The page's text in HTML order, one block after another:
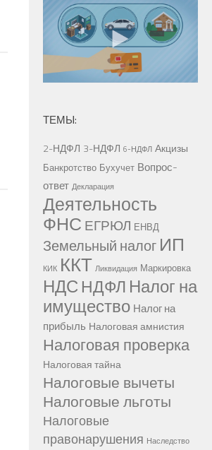
ТЕМЫ:
2-НДФЛ 3-НДФЛ 6-НДФЛ Акцизы
Банкротство Бухучет Вопрос-
ответ Декларация
Деятельность
ФНС ЕГРЮЛ ЕНВД
Земельный налог ИП
КИК ККТ Ликвидация Маркировка
НДС НДФЛ Налог на
имущество Налог на
прибыль Налоговая амнистия
Налоговая проверка
Налоговая тайна
Налоговые вычеты
Налоговые льготы
Налоговые
правонарушения Наследство